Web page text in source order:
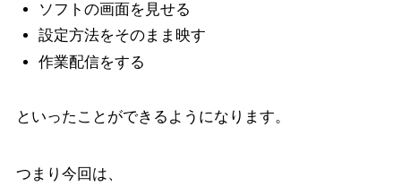
ソフトの画面を見せる
設定方法をそのまま映す
作業配信をする
といったことができるようになります。
つまり今回は、